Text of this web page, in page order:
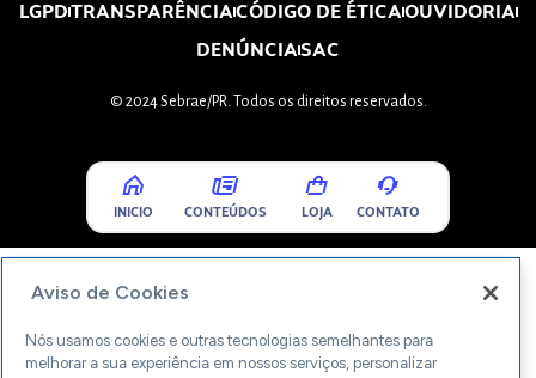
LGPDTRANSPARÊNCIACÓDIGO DE ÉTICAOUVIDORIA
DENÚNCIASAC
© 2024 Sebrae/PR. Todos os direitos reservados.
INICIO CONTEÚDOS LOJA CONTATO
Aviso de Cookies
Nós usamos cookies e outras tecnologias semelhantes para
melhorar a sua experiência em nossos serviços, personalizar